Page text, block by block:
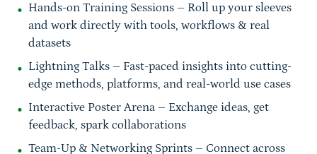
Hands-on Training Sessions – Roll up your sleeves
and work directly with tools, workflows & real
datasets
Lightning Talks – Fast-paced insights into cutting-
edge methods, platforms, and real-world use cases
Interactive Poster Arena – Exchange ideas, get
feedback, spark collaborations
Team-Up & Networking Sprints – Connect across